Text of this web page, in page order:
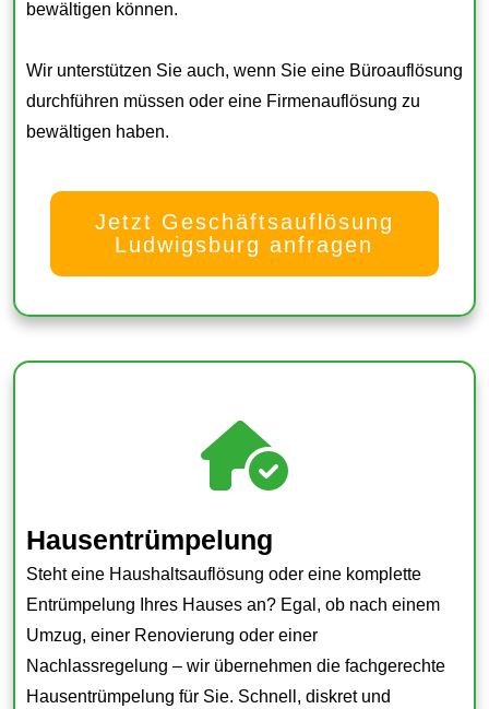
bewältigen können.
Wir unterstützen Sie auch, wenn Sie eine Büroauflösung
durchführen müssen oder eine Firmenauflösung zu
bewältigen haben.
Jetzt Geschäftsauflösung
Ludwigsburg anfragen
Hausentrümpelung
Steht eine Haushaltsauflösung oder eine komplette
Entrümpelung Ihres Hauses an? Egal, ob nach einem
Umzug, einer Renovierung oder einer
Nachlassregelung – wir übernehmen die fachgerechte
Hausentrümpelung für Sie. Schnell, diskret und